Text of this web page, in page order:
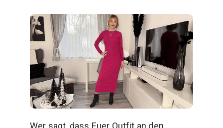
Wer sagt, dass Euer Outfit an den